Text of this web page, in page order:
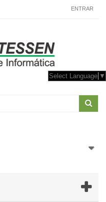
ENTRAR
Select Language ▼